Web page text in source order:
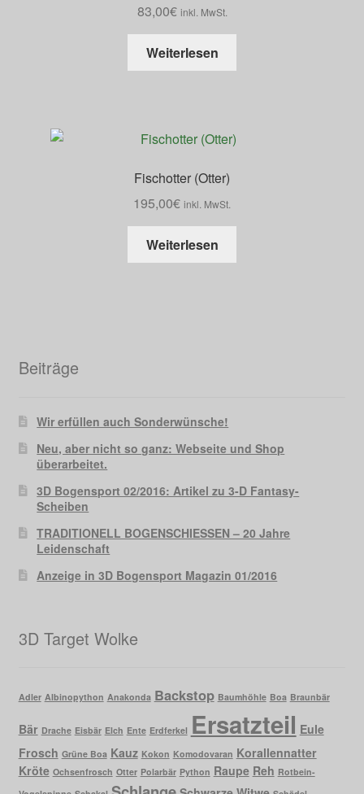
83,00€ inkl. MwSt.
Weiterlesen
Fischotter (Otter)
195,00€ inkl. MwSt.
Weiterlesen
Beiträge
Wir erfüllen auch Sonderwünsche!
Neu, aber nicht so ganz: Webseite und Shop
überarbeitet.
3D Bogensport 02/2016: Artikel zu 3-D Fantasy-
Scheiben
TRADITIONELL BOGENSCHIESSEN – 20 Jahre
Leidenschaft
Anzeige in 3D Bogensport Magazin 01/2016
3D Target Wolke
Adler Albinopython Anakonda Backstop Baumhöhle Boa Braunbär
Bär Drache Eisbär Elch Ente Erdferkel Ersatzteil Eule
Frosch Grüne Boa Kauz Kokon Komodovaran Korallennatter
Kröte Ochsenfrosch Otter Polarbär Python Raupe Reh Rotbein-